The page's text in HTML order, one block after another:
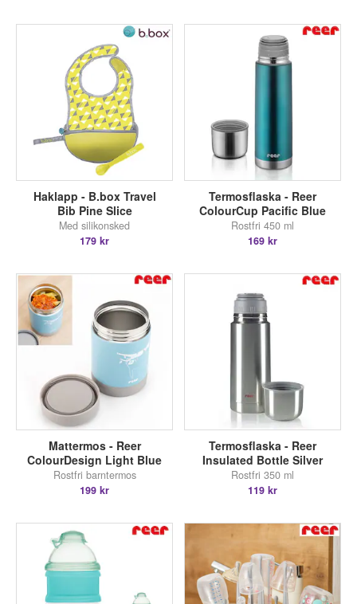
Haklapp - B.box Travel
Bib Pine Slice
Med silikonsked
179 kr
Termosflaska - Reer
ColourCup Pacific Blue
Rostfri 450 ml
169 kr
Mattermos - Reer
ColourDesign Light Blue
Rostfri barntermos
199 kr
Termosflaska - Reer
Insulated Bottle Silver
Rostfri 350 ml
119 kr